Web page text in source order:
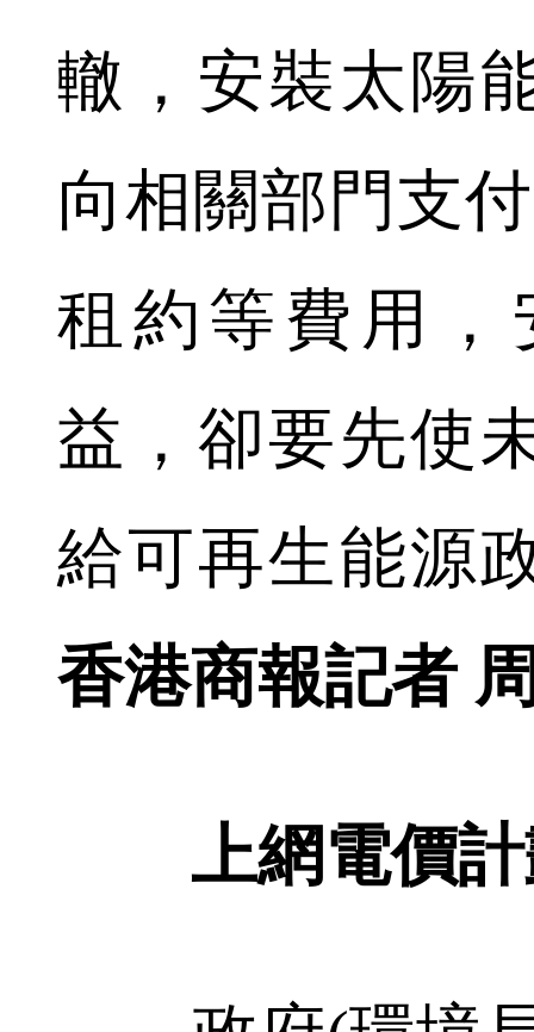
轍，安裝太陽
向相關部門支
租約等費用，
益，卻要先使
給可再生能源
香港商報記者
上網電價計